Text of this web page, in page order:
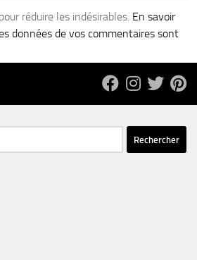
réduire les indésirables. En savoir
données de vos commentaires sont